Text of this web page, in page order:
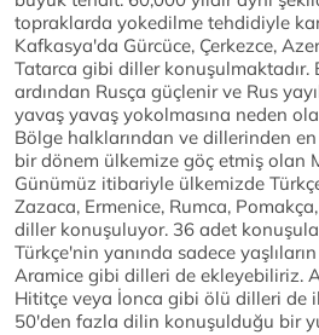
topraklarda yokedilme tehdidiyle
Kafkasya'da Gürcüce, Çerkezce,
Tatarca gibi diller konuşulmaktadır.
ardından Rusça güçlenir ve Rus
yavaş yavaş yokolmasına neden
Bölge halklarından ve dillerinden
bir dönem ülkemize göç etmiş olan
Günümüz itibariyle ülkemizde
Zazaca, Ermenice, Rumca,
diller konuşuluyor. 36 adet
Türkçe'nin yanında sadece
Aramice gibi dilleri de ekleyebiliriz.
Hititçe veya İonca gibi ölü dilleri de
50'den fazla dilin konuşulduğu bir